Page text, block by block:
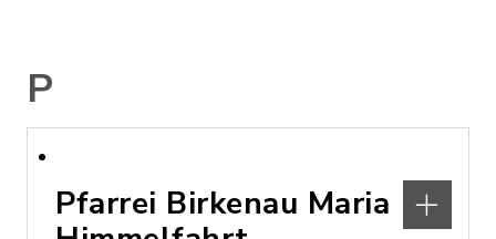
P
Pfarrei Birkenau Maria